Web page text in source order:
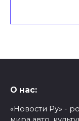
О нас:
«Новости Ру» -